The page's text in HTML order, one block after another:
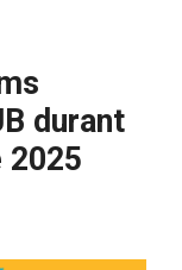
durant